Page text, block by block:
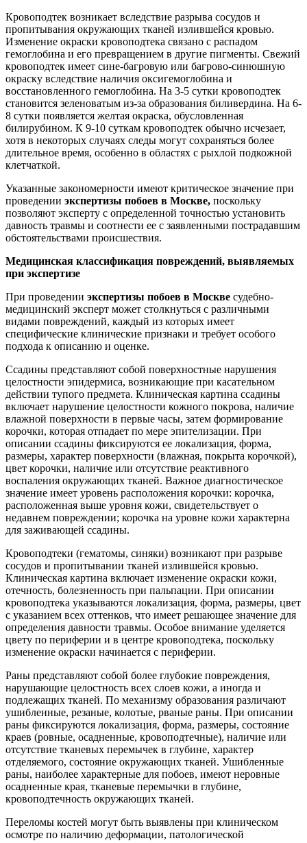
Кровоподтек возникает вследствие разрыва сосудов и
пропитывания окружающих тканей излившейся кровью.
Изменение окраски кровоподтека связано с распадом
гемоглобина и его превращением в другие пигменты. Свежий
кровоподтек имеет сине-багровую или багрово-синюшную
окраску вследствие наличия оксигемоглобина и
восстановленного гемоглобина. На 3-5 сутки кровоподтек
становится зеленоватым из-за образования биливердина. На 6-
8 сутки появляется желтая окраска, обусловленная
билирубином. К 9-10 суткам кровоподтек обычно исчезает,
хотя в некоторых случаях следы могут сохраняться более
длительное время, особенно в областях с рыхлой подкожной
клетчаткой.
Указанные закономерности имеют критическое значение при
проведении экспертизы побоев в Москве, поскольку
позволяют эксперту с определенной точностью установить
давность травмы и соотнести ее с заявленными пострадавшим
обстоятельствами происшествия.
Медицинская классификация повреждений, выявляемых
при экспертизе
При проведении экспертизы побоев в Москве судебно-
медицинский эксперт может столкнуться с различными
видами повреждений, каждый из которых имеет
специфические клинические признаки и требует особого
подхода к описанию и оценке.
Ссадины представляют собой поверхностные нарушения
целостности эпидермиса, возникающие при касательном
действии тупого предмета. Клиническая картина ссадины
включает нарушение целостности кожного покрова, наличие
влажной поверхности в первые часы, затем формирование
корочки, которая отпадает по мере эпителизации. При
описании ссадины фиксируются ее локализация, форма,
размеры, характер поверхности (влажная, покрыта корочкой),
цвет корочки, наличие или отсутствие реактивного
воспаления окружающих тканей. Важное диагностическое
значение имеет уровень расположения корочки: корочка,
расположенная выше уровня кожи, свидетельствует о
недавнем повреждении; корочка на уровне кожи характерна
для заживающей ссадины.
Кровоподтеки (гематомы, синяки) возникают при разрыве
сосудов и пропитывании тканей излившейся кровью.
Клиническая картина включает изменение окраски кожи,
отечность, болезненность при пальпации. При описании
кровоподтека указываются локализация, форма, размеры, цвет
с указанием всех оттенков, что имеет решающее значение для
определения давности травмы. Особое внимание уделяется
цвету по периферии и в центре кровоподтека, поскольку
изменение окраски начинается с периферии.
Раны представляют собой более глубокие повреждения,
нарушающие целостность всех слоев кожи, а иногда и
подлежащих тканей. По механизму образования различают
ушибленные, резаные, колотые, рваные раны. При описании
раны фиксируются локализация, форма, размеры, состояние
краев (ровные, осадненные, кровоподтечные), наличие или
отсутствие тканевых перемычек в глубине, характер
отделяемого, состояние окружающих тканей. Ушибленные
раны, наиболее характерные для побоев, имеют неровные
осадненные края, тканевые перемычки в глубине,
кровоподтечность окружающих тканей.
Переломы костей могут быть выявлены при клиническом
осмотре по наличию деформации, патологической